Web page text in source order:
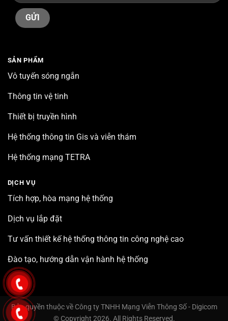
SẢN PHẨM
Vô tuyến sóng ngắn
Thông tin vệ tinh
Thiết bị truyền hình
Hệ thống thông tin Gis và viễn thám
Hệ thống mạng TETRA
DỊCH VỤ
Tích hợp, hòa mạng hệ thống
Dịch vụ lắp đặt
Tư vấn thiết kế hệ thống thông tin công nghệ cao
Đào tạo, hướng dẫn vận hành hệ thống
Bản quyền thuộc về Công ty TNHH Mạng Viễn Thông Số - Digicom
© Copyright 2026. All Rights Reserved.